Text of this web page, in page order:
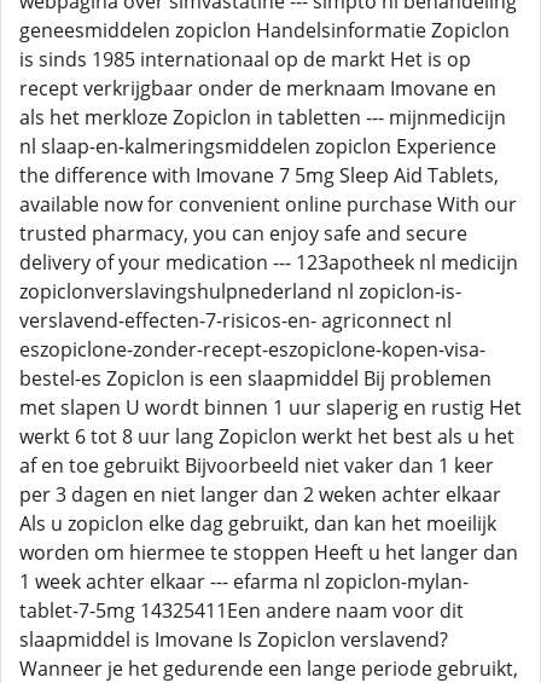
geneesmiddelen zopiclon Handelsinformatie Zopiclon
is sinds 1985 internationaal op de markt Het is op
recept verkrijgbaar onder de merknaam Imovane en
als het merkloze Zopiclon in tabletten --- mijnmedicijn
nl slaap-en-kalmeringsmiddelen zopiclon Experience
the difference with Imovane 7 5mg Sleep Aid Tablets,
available now for convenient online purchase With our
trusted pharmacy, you can enjoy safe and secure
delivery of your medication --- 123apotheek nl medicijn
zopiclonverslavingshulpnederland nl zopiclon-is-
verslavend-effecten-7-risicos-en- agriconnect nl
eszopiclone-zonder-recept-eszopiclone-kopen-visa-
bestel-es Zopiclon is een slaapmiddel Bij problemen
met slapen U wordt binnen 1 uur slaperig en rustig Het
werkt 6 tot 8 uur lang Zopiclon werkt het best als u het
af en toe gebruikt Bijvoorbeeld niet vaker dan 1 keer
per 3 dagen en niet langer dan 2 weken achter elkaar
Als u zopiclon elke dag gebruikt, dan kan het moeilijk
worden om hiermee te stoppen Heeft u het langer dan
1 week achter elkaar --- efarma nl zopiclon-mylan-
tablet-7-5mg 14325411Een andere naam voor dit
slaapmiddel is Imovane Is Zopiclon verslavend?
Wanneer je het gedurende een lange periode gebruikt,